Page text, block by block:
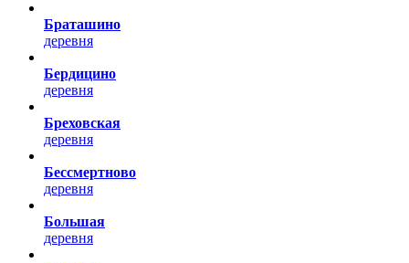
Браташино
деревня
Бердицино
деревня
Бреховская
деревня
Бессмертново
деревня
Большая
деревня